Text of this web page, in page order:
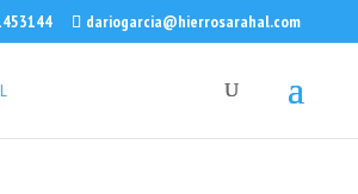
dariogarcia@hierrosarahal.com